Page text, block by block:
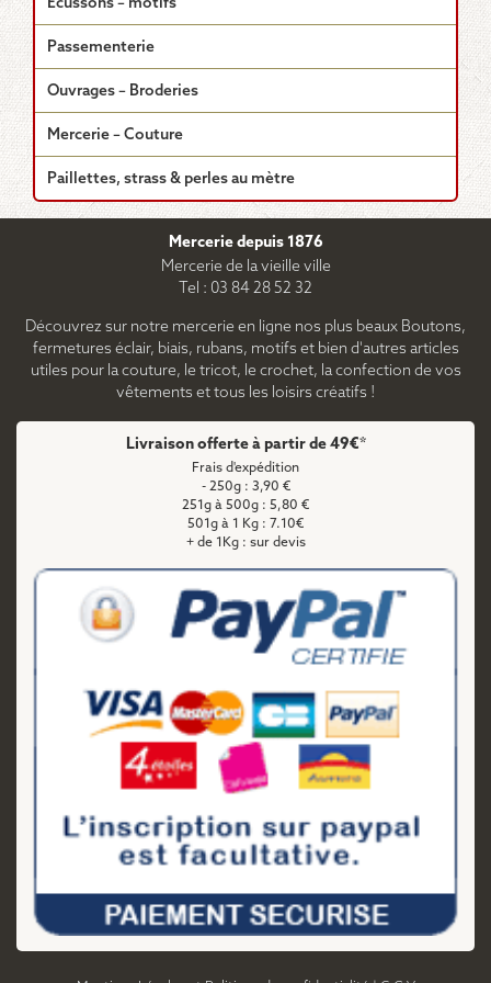
Passementerie
Ouvrages – Broderies
Mercerie – Couture
Paillettes, strass & perles au mètre
Mercerie depuis 1876
Mercerie de la vieille ville
Tel : 03 84 28 52 32
Découvrez sur notre mercerie en ligne nos plus beaux Boutons,
fermetures éclair, biais, rubans, motifs et bien d'autres articles
utiles pour la couture, le tricot, le crochet, la confection de vos
vêtements et tous les loisirs créatifs !
Livraison offerte à partir de 49€*
Frais d'expédition
- 250g : 3,90 €
251g à 500g : 5,80 €
501g à 1 Kg : 7.10€
+ de 1Kg : sur devis